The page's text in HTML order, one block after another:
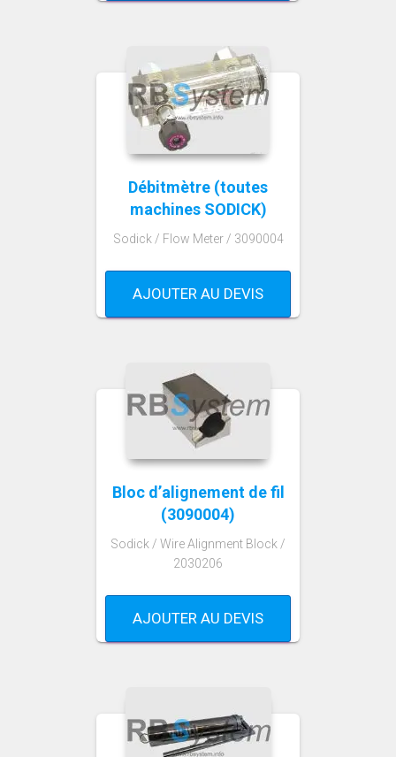
Débitmètre (toutes
machines SODICK)
Sodick / Flow Meter / 3090004
AJOUTER AU DEVIS
Bloc d’alignement de fil
(3090004)
Sodick / Wire Alignment Block /
2030206
AJOUTER AU DEVIS